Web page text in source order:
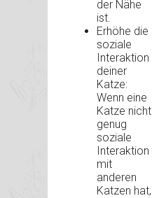
der Nähe
ist.
Erhöhe die
soziale
Interaktion
deiner
Katze:
Wenn eine
Katze nicht
genug
soziale
Interaktion
mit
anderen
Katzen hat,